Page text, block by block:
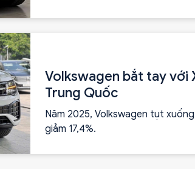
Volkswagen bắt tay với
Trung Quốc
Năm 2025, Volkswagen tụt
giảm 17,4%.